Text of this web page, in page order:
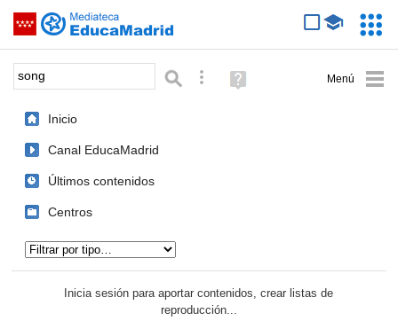
Saltar navegación
Palabra o frase: Búsqueda avanzada
Ayuda
(en
Inicio
Canal EducaMadrid
Últimos contenidos
Centros
Inicia sesión para aportar contenidos, crear listas de
reproducción...